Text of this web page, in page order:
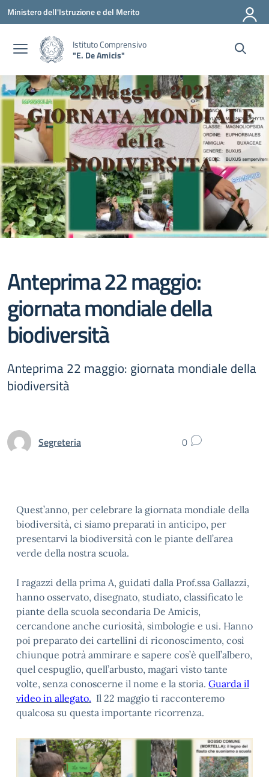
Vai ai contenuti
Vai al menu di navigazione
Vai al footer
Ministero dell'Istruzione e del Merito
Istituto Comprensivo
"E. De Amicis"
Anteprima 22 maggio:
giornata mondiale della
biodiversità
Anteprima 22 maggio: giornata mondiale della
biodiversità
Segreteria 0
Quest’anno, per celebrare la giornata mondiale della
biodiversità, ci siamo preparati in anticipo, per
presentarvi la biodiversità con le piante dell’area
verde della nostra scuola.
I ragazzi della prima A, guidati dalla Prof.ssa Gallazzi,
hanno osservato, disegnato, studiato, classificato le
piante della scuola secondaria De Amicis,
cercandone anche curiosità, simbologie e usi. Hanno
poi preparato dei cartellini di riconoscimento, così
chiunque potrà ammirare e sapere cos’è quell’albero,
quel cespuglio, quell’arbusto, magari visto tante
volte, senza conoscerne il nome e la storia. Guarda il
video in allegato. Il 22 maggio ti racconteremo
qualcosa su questa importante ricorrenza.